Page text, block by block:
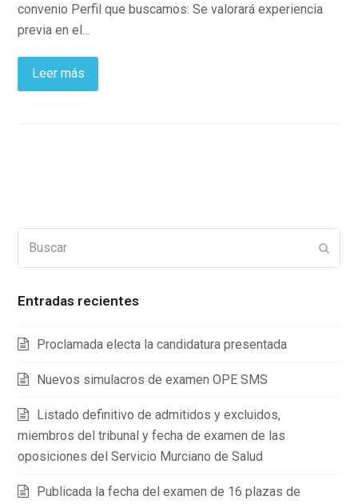
convenio Perfil que buscamos: Se valorará experiencia
previa en el…
Leer más
Entradas recientes
Proclamada electa la candidatura presentada
Nuevos simulacros de examen OPE SMS
Listado definitivo de admitidos y excluidos,
miembros del tribunal y fecha de examen de las
oposiciones del Servicio Murciano de Salud
Publicada la fecha del examen de 16 plazas de